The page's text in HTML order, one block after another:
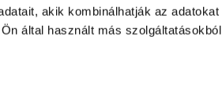
akik kombinálhatják az adatokat
által használt más szolgáltatásokból
Olcsóbbat.hu – Spórolni
tudni kell